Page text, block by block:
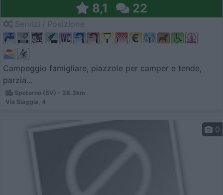
8,1 22
Campeggio famigliare, piazzole per camper e tende,
parzia...
Spotorno (SV) - 26.3km
Via Siaggia, 4
0